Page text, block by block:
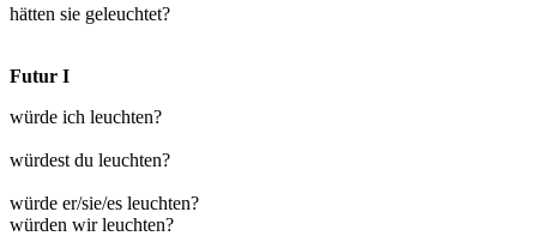
hätten sie geleuchtet?
Futur I
würde ich leuchten?
würdest du leuchten?
würde er/sie/es leuchten?
würden wir leuchten?